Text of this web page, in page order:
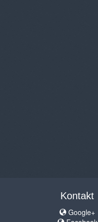
Kontakt
Google+